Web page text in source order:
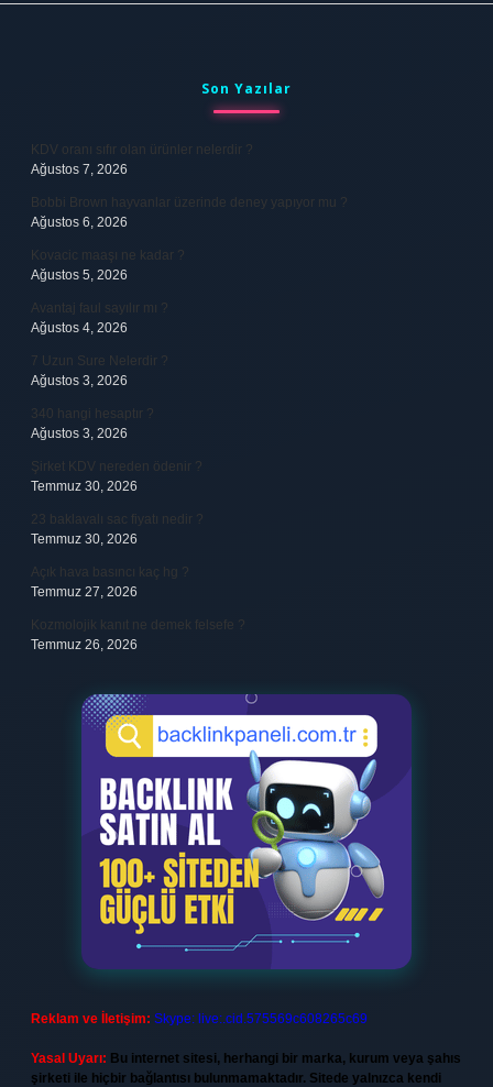
Son Yazılar
KDV oranı sıfır olan ürünler nelerdir ?
Ağustos 7, 2026
Bobbi Brown hayvanlar üzerinde deney yapıyor mu ?
Ağustos 6, 2026
Kovacic maaşı ne kadar ?
Ağustos 5, 2026
Avantaj faul sayılır mı ?
Ağustos 4, 2026
7 Uzun Sure Nelerdir ?
Ağustos 3, 2026
340 hangi hesaptır ?
Ağustos 3, 2026
Şirket KDV nereden ödenir ?
Temmuz 30, 2026
23 baklavalı sac fiyatı nedir ?
Temmuz 30, 2026
Açık hava basıncı kaç hg ?
Temmuz 27, 2026
Kozmolojik kanıt ne demek felsefe ?
Temmuz 26, 2026
Reklam ve İletişim: Skype: live:.cid.575569c608265c69
Yasal Uyarı: Bu internet sitesi, herhangi bir marka, kurum veya şahıs
şirketi ile hiçbir bağlantısı bulunmamaktadır. Sitede yalnızca kendi